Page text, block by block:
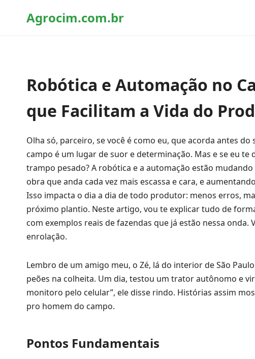
Agrocim.com.br
Robótica e Automação no
que Facilitam a Vida do
Olha só, parceiro, se você é como eu, que acorda antes
campo é um lugar de suor e determinação. Mas e se eu
trampo pesado? A robótica e a automação estão
obra que anda cada vez mais escassa e cara, e
Isso impacta o dia a dia de todo produtor: menos erros,
próximo plantio. Neste artigo, vou te explicar tudo de
com exemplos reais de fazendas que já estão nessa
enrolação.
Lembro de um amigo meu, o Zé, lá do interior de São
peões na colheita. Um dia, testou um trator autônomo e
monitoro pelo celular”, ele disse rindo. Histórias assim
pro homem do campo.
Pontos Fundamentais